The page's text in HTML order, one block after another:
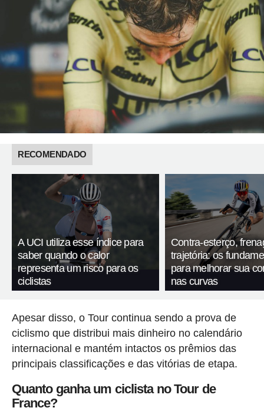
RECOMENDADO
A UCI utiliza esse índice para
saber quando o calor
representa um risco para os
ciclistas
Contra-esterço,
trajetória: os
para melhorar sua
nas curvas
Apesar disso, o Tour continua sendo a prova de
ciclismo que distribui mais dinheiro no calendário
internacional e mantém intactos os prêmios das
principais classificações e das vitórias de etapa.
Quanto ganha um ciclista no Tour de
France?